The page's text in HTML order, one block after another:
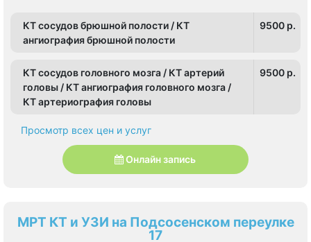
КТ сосудов брюшной полости / КТ
ангиография брюшной полости
9500 p.
КТ сосудов головного мозга / КТ артерий
головы / КТ ангиография головного мозга /
КТ артериография головы
9500 p.
Просмотр всех цен и услуг
Онлайн запись
МРТ КТ и УЗИ на Подсосенском переулке
17